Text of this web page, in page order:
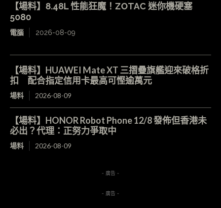
【場料】8.48L 性能狂魔！ZOTAC 迷你機硬塞
5080
電腦 2026-08-09
【場料】HUAWEI Mate XT 三摺疊旗艦迎來破格折
扣 配合指定信用卡最高可慳逾萬元
場料 2026-08-09
【場料】HONOR Robot Phone 12/8 發佈但香港未
必出？代理：正努力爭取中
場料 2026-08-09
- 廣告 -
- 廣告 -